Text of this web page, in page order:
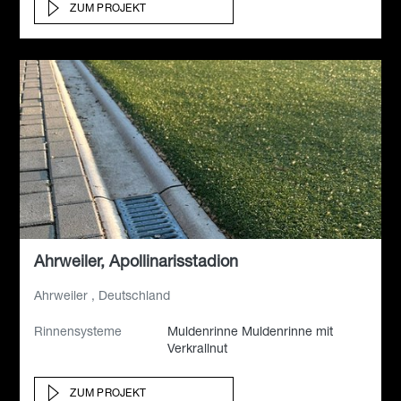
ZUM PROJEKT
Ahrweiler, Apollinarisstadion
Ahrweiler , Deutschland
Rinnensysteme
Muldenrinne Muldenrinne mit
Verkrallnut
ZUM PROJEKT